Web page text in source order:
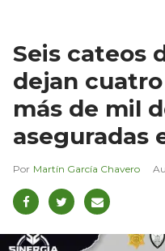
Seis cateos
dejan
más de mil
aseguradas
Martín García Chavero